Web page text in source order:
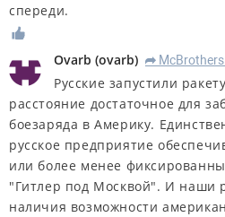
спереди.
Ovarb (ovarb) R McBrothers
Русские запустили
расстояние достаточное для
боезаряда в Америку.
русское предприятие
или более менее
"Гитлер под Москвой". И наши
наличия возможности